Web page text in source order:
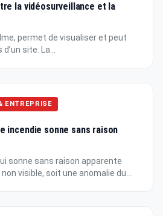
la vidéosurveillance et la
permet de visualiser et peut
site. La...
ENTREPRISE
incendie sonne sans raison
sonne sans raison apparente
visible, soit une anomalie du...